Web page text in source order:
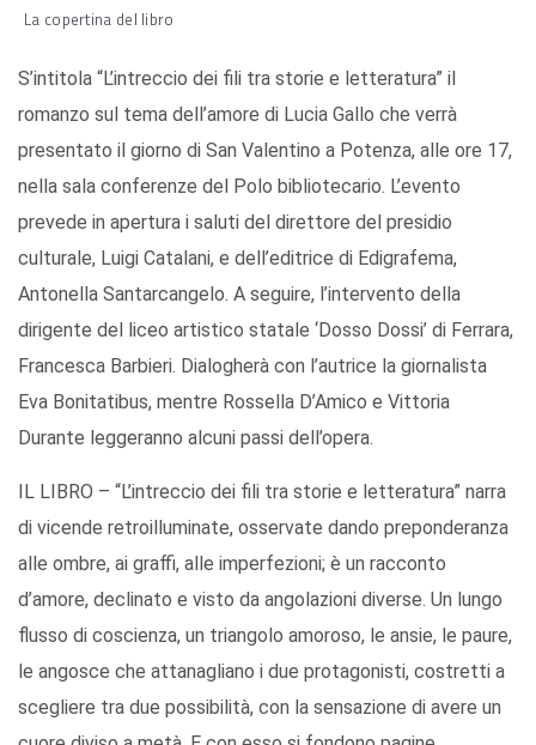
La copertina del libro
S’intitola “L’intreccio dei fili tra storie e letteratura” il
romanzo sul tema dell’amore di Lucia Gallo che verrà
presentato il giorno di San Valentino a Potenza, alle ore 17,
nella sala conferenze del Polo bibliotecario. L’evento
prevede in apertura i saluti del direttore del presidio
culturale, Luigi Catalani, e dell’editrice di Edigrafema,
Antonella Santarcangelo. A seguire, l’intervento della
dirigente del liceo artistico statale ‘Dosso Dossi’ di Ferrara,
Francesca Barbieri. Dialogherà con l’autrice la giornalista
Eva Bonitatibus, mentre Rossella D’Amico e Vittoria
Durante leggeranno alcuni passi dell’opera.
IL LIBRO – “L’intreccio dei fili tra storie e letteratura” narra
di vicende retroilluminate, osservate dando preponderanza
alle ombre, ai graffi, alle imperfezioni; è un racconto
d’amore, declinato e visto da angolazioni diverse. Un lungo
flusso di coscienza, un triangolo amoroso, le ansie, le paure,
le angosce che attanagliano i due protagonisti, costretti a
scegliere tra due possibilità, con la sensazione di avere un